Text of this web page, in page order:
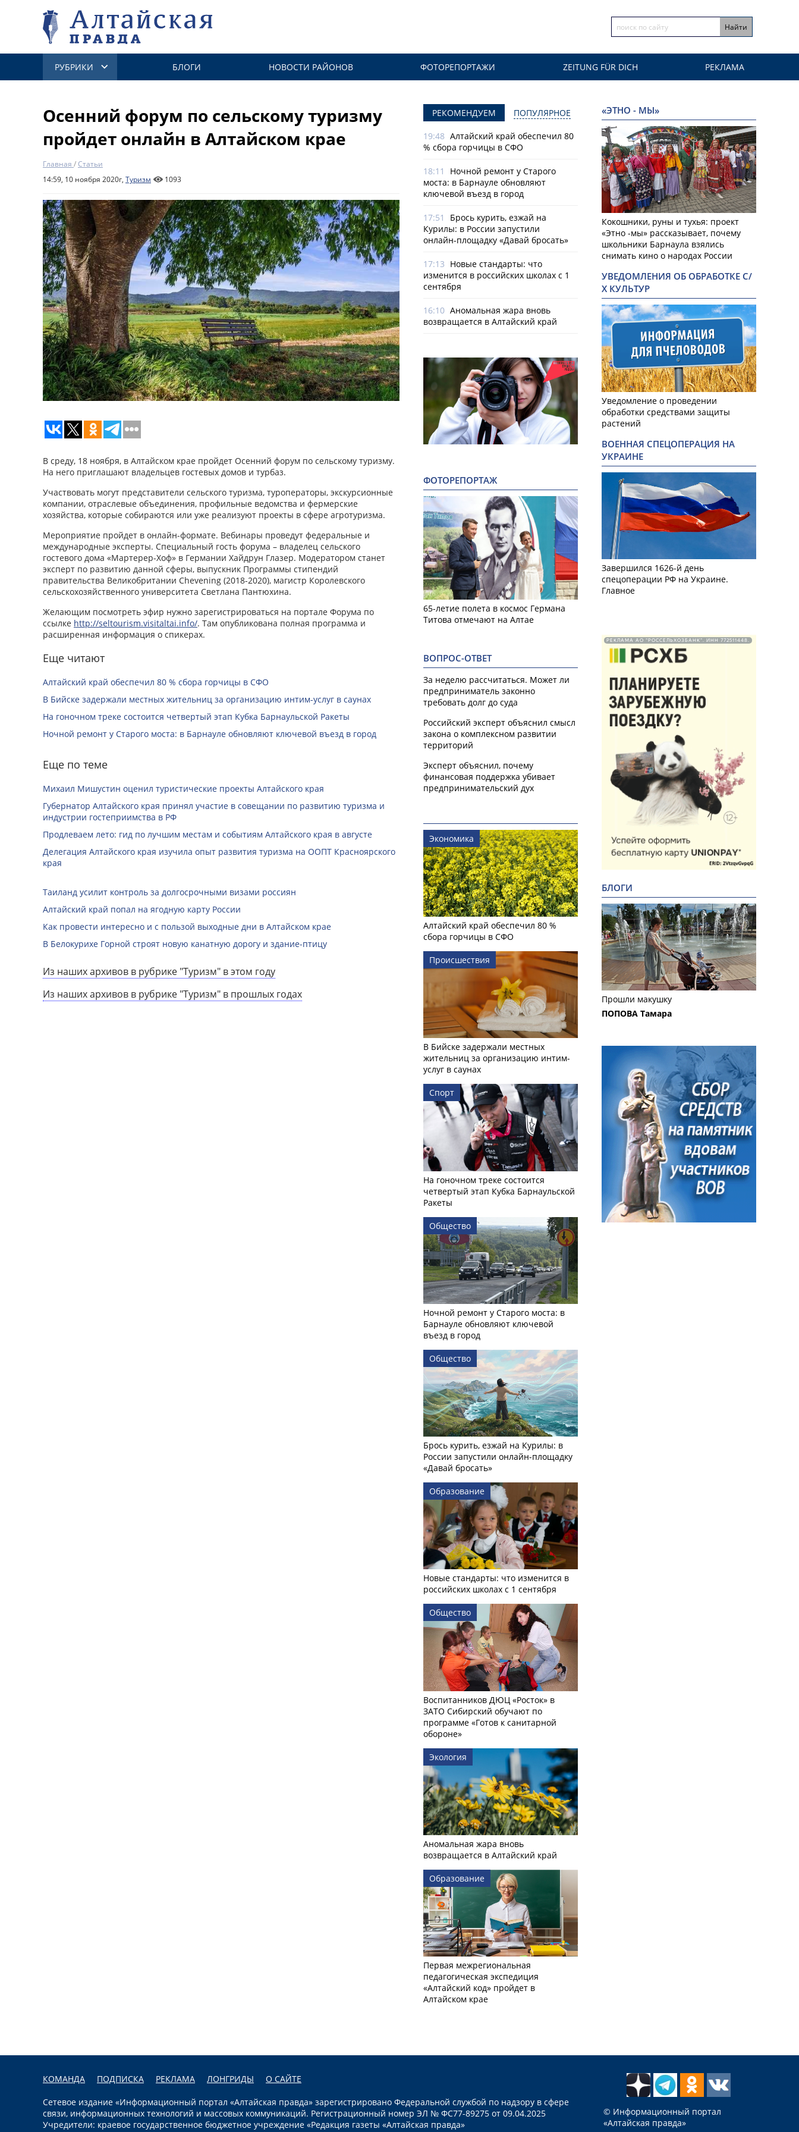
РУБРИКИ БЛОГИ НОВОСТИ РАЙОНОВ ФОТОРЕПОРТАЖИ ZEITUNG FÜR DICH РЕКЛАМА
Осенний форум по сельскому туризму
пройдет онлайн в Алтайском крае
Главная /Статьи
14:59, 10 ноября 2020г, Туризм 1093
В среду, 18 ноября, в Алтайском крае пройдет Осенний форум по сельскому туризму.
На него приглашают владельцев гостевых домов и турбаз.
Участвовать могут представители сельского туризма, туроператоры, экскурсионные
компании, отраслевые объединения, профильные ведомства и фермерские
хозяйства, которые собираются или уже реализуют проекты в сфере агротуризма.
Мероприятие пройдет в онлайн-формате. Вебинары проведут федеральные и
международные эксперты. Специальный гость форума – владелец сельского
гостевого дома «Мартерер-Хоф» в Германии Хайдрун Глазер. Модератором станет
эксперт по развитию данной сферы, выпускник Программы стипендий
правительства Великобритании Chevening (2018-2020), магистр Королевского
сельскохозяйственного университета Светлана Пантюхина.
Желающим посмотреть эфир нужно зарегистрироваться на портале Форума по
ссылке http://seltourism.visitaltai.info/. Там опубликована полная программа и
расширенная информация о спикерах.
Еще читают
Алтайский край обеспечил 80 % сбора горчицы в СФО
В Бийске задержали местных жительниц за организацию интим-услуг в саунах
На гоночном треке состоится четвертый этап Кубка Барнаульской Ракеты
Ночной ремонт у Старого моста: в Барнауле обновляют ключевой въезд в город
Еще по теме
Михаил Мишустин оценил туристические проекты Алтайского края
Губернатор Алтайского края принял участие в совещании по развитию туризма и
индустрии гостеприимства в РФ
Продлеваем лето: гид по лучшим местам и событиям Алтайского края в августе
Делегация Алтайского края изучила опыт развития туризма на ООПТ Красноярского
края
Таиланд усилит контроль за долгосрочными визами россиян
Алтайский край попал на ягодную карту России
Как провести интересно и с пользой выходные дни в Алтайском крае
В Белокурихе Горной строят новую канатную дорогу и здание-птицу
Из наших архивов в рубрике "Туризм" в этом году
Из наших архивов в рубрике "Туризм" в прошлых годах
РЕКОМЕНДУЕМ ПОПУЛЯРНОЕ
19:48 Алтайский край обеспечил 80
% сбора горчицы в СФО
18:11
Ночной ремонт у Старого
моста: в Барнауле обновляют
ключевой въезд в город
17:51
Брось курить, езжай на
Курилы: в России запустили
онлайн-­площадку «Давай бросать»
17:13 Новые стандарты: что
изменится в российских школах с 1
сентября
16:10 Аномальная жара вновь
возвращается в Алтайский край
ФОТОРЕПОРТАЖ
65-летие полета в космос Германа
Титова отмечают на Алтае
ВОПРОС-ОТВЕТ
За неделю рассчитаться. Может ли
предприниматель законно
требовать долг до суда
Российский эксперт объяснил смысл
закона о комплексном развитии
территорий
Эксперт объяснил, почему
финансовая поддержка убивает
предпринимательский дух
Экономика
Алтайский край обеспечил 80 %
сбора горчицы в СФО
Происшествия
В Бийске задержали местных
жительниц за организацию интим-
услуг в саунах
Спорт
На гоночном треке состоится
четвертый этап Кубка Барнаульской
Ракеты
Общество
Ночной ремонт у Старого моста: в
Барнауле обновляют ключевой
въезд в город
Общество
Брось курить, езжай на Курилы: в
России запустили онлайн-­площадку
«Давай бросать»
Образование
Новые стандарты: что изменится в
российских школах с 1 сентября
Общество
Воспитанников ДЮЦ «Росток» в
ЗАТО Сибирский обучают по
программе «Готов к санитарной
обороне»
Экология
Аномальная жара вновь
возвращается в Алтайский край
Образование
Первая межрегиональная
педагогическая экспедиция
«Алтайский код» пройдет в
Алтайском крае
«ЭТНО - МЫ»
Кокошники, руны и тухья: проект
«Этно -мы» рассказывает, почему
школьники Барнаула взялись
снимать кино о народах России
УВЕДОМЛЕНИЯ ОБ ОБРАБОТКЕ С/
Х КУЛЬТУР
Уведомление о проведении
обработки средствами защиты
растений
ВОЕННАЯ СПЕЦОПЕРАЦИЯ НА
УКРАИНЕ
Завершился 1626-й день
спецоперации РФ на Украине.
Главное
РЕКЛАМА АО "РОССЕЛЬХОЗБАНК". ИНН 772511448.
БЛОГИ
Прошли макушку
ПОПОВА Тамара
КОМАНДА ПОДПИСКА РЕКЛАМА ЛОНГРИДЫ О САЙТЕ
Сетевое издание «Информационный портал «Алтайская правда» зарегистрировано Федеральной службой по надзору в сфере
связи, информационных технологий и массовых коммуникаций. Регистрационный номер ЭЛ № ФС77-89275 от 09.04.2025
Учредители: краевое государственное бюджетное учреждение «Редакция газеты «Алтайская правда»
© Информационный портал
«Алтайская правда»